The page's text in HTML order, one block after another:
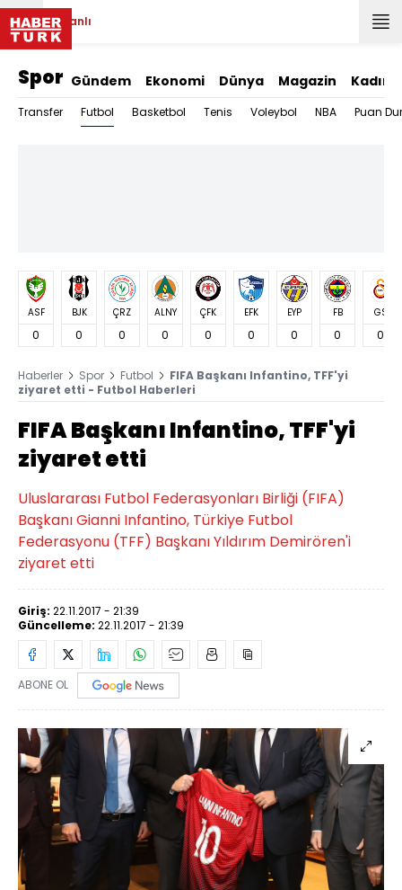
Canlı
Spor Gündem Ekonomi Dünya Magazin Kadın
Transfer Futbol Basketbol Tenis Voleybol NBA Puan
ASF
0
BJK
0
ÇRZ
0
ALNY
0
ÇFK
0
EFK
0
EYP
0
FB
0
GS
0
Haberler Spor Futbol
FIFA Başkanı Infantino, TFF'yi
ziyaret etti - Futbol Haberleri
FIFA Başkanı Infantino, TFF'yi
ziyaret etti
Uluslararası Futbol Federasyonları Birliği (FIFA)
Başkanı Gianni Infantino, Türkiye Futbol
Federasyonu (TFF) Başkanı Yıldırım Demirören'i
ziyaret etti
Giriş: 22.11.2017 - 21:39
Güncelleme: 22.11.2017 - 21:39
ABONE OL